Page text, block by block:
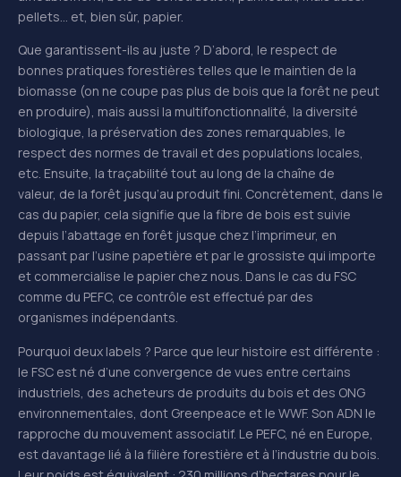
pellets… et, bien sûr, papier.
Que garantissent-ils au juste ? D’abord, le respect de
bonnes pratiques forestières telles que le maintien de la
biomasse (on ne coupe pas plus de bois que la forêt ne peut
en produire), mais aussi la multifonctionnalité, la diversité
biologique, la préservation des zones remarquables, le
respect des normes de travail et des populations locales,
etc. Ensuite, la traçabilité tout au long de la chaîne de
valeur, de la forêt jusqu’au produit fini. Concrètement, dans le
cas du papier, cela signifie que la fibre de bois est suivie
depuis l’abattage en forêt jusque chez l’imprimeur, en
passant par l’usine papetière et par le grossiste qui importe
et commercialise le papier chez nous. Dans le cas du FSC
comme du PEFC, ce contrôle est effectué par des
organismes indépendants.
Pourquoi deux labels ? Parce que leur histoire est différente :
le FSC est né d’une convergence de vues entre certains
industriels, des acheteurs de produits du bois et des ONG
environnementales, dont Greenpeace et le WWF. Son ADN le
rapproche du mouvement associatif. Le PEFC, né en Europe,
est davantage lié à la filière forestière et à l’industrie du bois.